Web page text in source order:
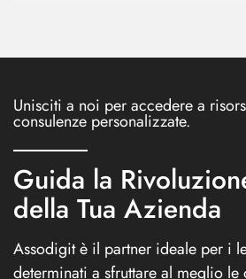
Unisciti a noi per accedere a
consulenze personalizzate.
Guida la
della Tua Azienda
Assodigit è il partner ideale per i
determinati a sfruttare al meglio